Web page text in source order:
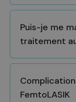
Puis-je me
traitement
FemtoLASIK